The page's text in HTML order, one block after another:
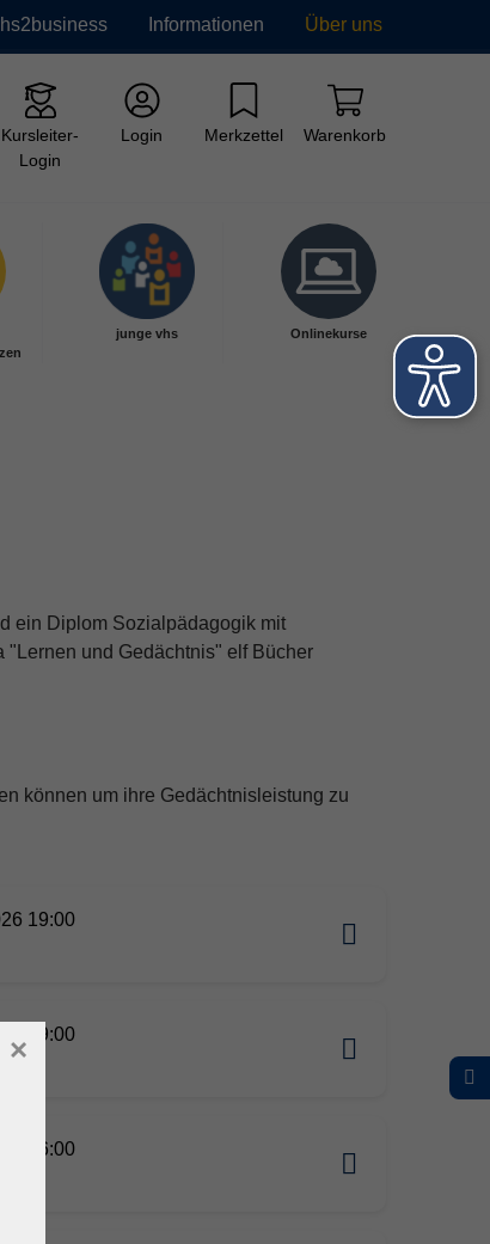
Informationen Über uns
Kursleiter-
Login
Login Merkzettel Warenkorb
junge vhs Onlinekurse
ein Diplom Sozialpädagogik mit
"Lernen und Gedächtnis" elf Bücher
können um ihre Gedächtnisleistung zu
19:00
19:00
16:00
×